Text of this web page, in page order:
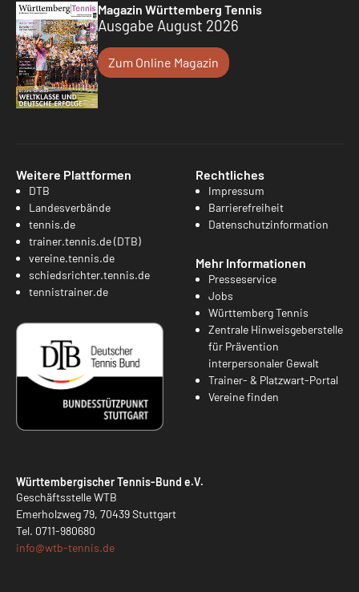
Magazin Württemberg Tennis
Ausgabe August 2026
Zum Online Magazin
Weitere Plattformen
DTB
Landesverbände
tennis.de
trainer.tennis.de (DTB)
vereine.tennis.de
schiedsrichter.tennis.de
tennistrainer.de
Rechtliches
Impressum
Barrierefreiheit
Datenschutzinformation
Mehr Informationen
Presseservice
Jobs
Württemberg Tennis
Zentrale Hinweisgeberstelle
für Prävention
interpersonaler Gewalt
Trainer- & Platzwart-Portal
Vereine finden
Württembergischer Tennis-Bund e.V.
Geschäftsstelle WTB
Emerholzweg 79, 70439 Stuttgart
Tel. 0711-980680
info@wtb-tennis.de